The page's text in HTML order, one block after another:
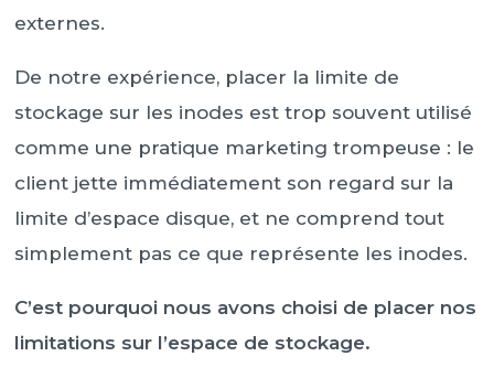
externes.
De notre expérience, placer la limite de
stockage sur les inodes est trop souvent utilisé
comme une pratique marketing trompeuse : le
client jette immédiatement son regard sur la
limite d’espace disque, et ne comprend tout
simplement pas ce que représente les inodes.
C’est pourquoi nous avons choisi de placer nos
limitations sur l’espace de stockage.